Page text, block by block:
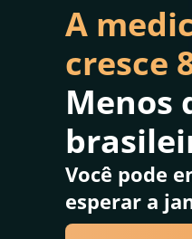
A
cresce
Menos
Você pode
esperar a